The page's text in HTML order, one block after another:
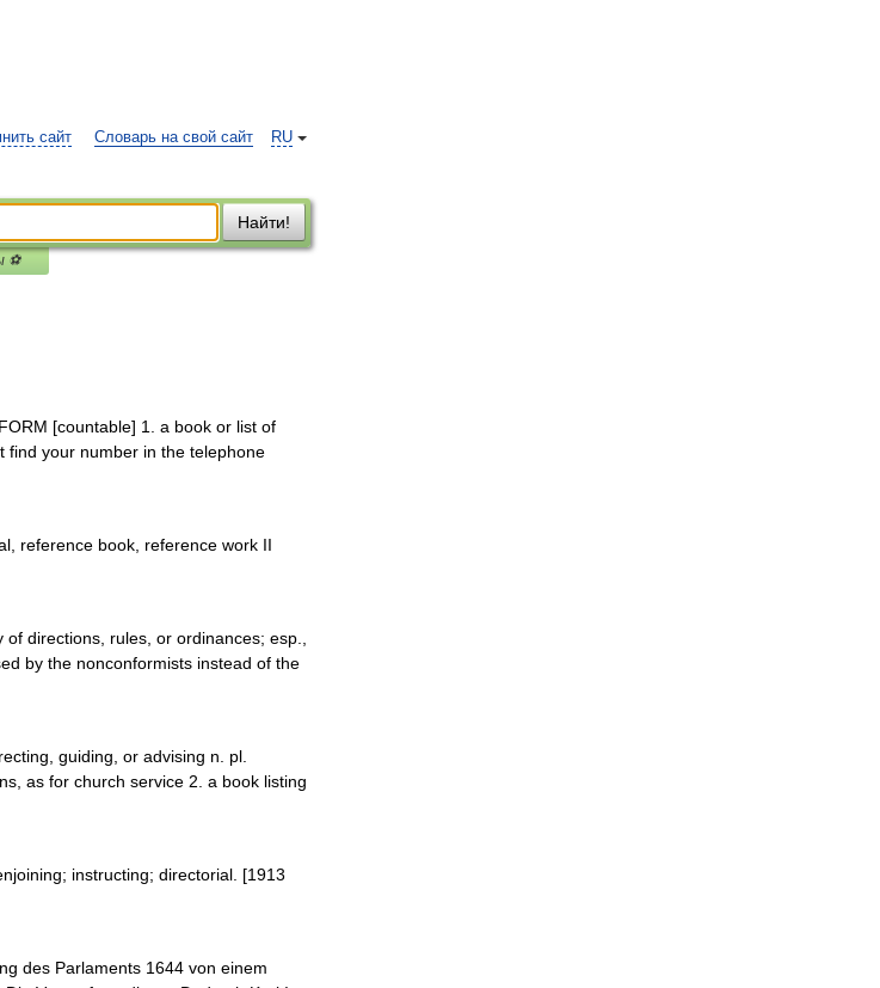
RU
сайт Словарь на свой сайт
Найти!
⚽
[countable] 1. a book or list of
find your number in the telephone
reference book, reference work II
directions, rules, or ordinances; esp.,
by the nonconformists instead of the
guiding, or advising n. pl.
as for church service 2. a book listing
instructing; directorial. [1913
des Parlaments 1644 von einem